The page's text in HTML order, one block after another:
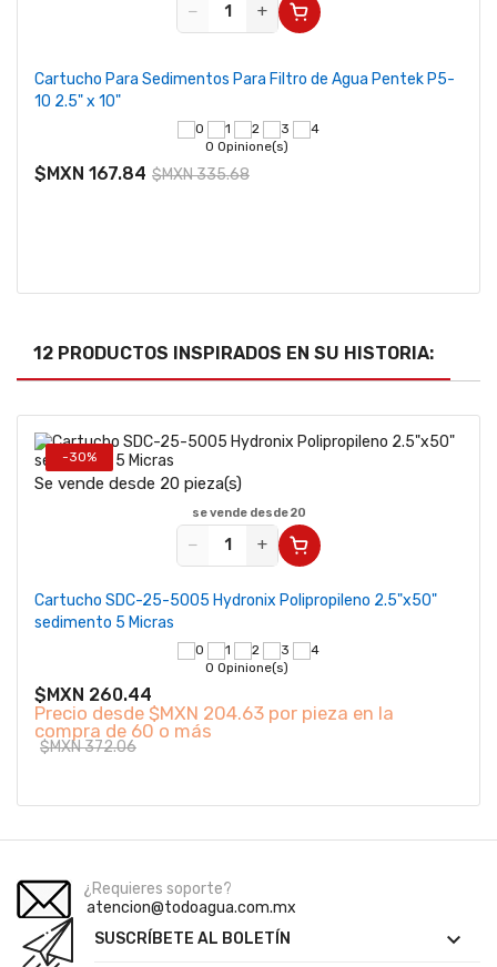
−
+
Cartucho Para Sedimentos Para Filtro de Agua Pentek P5-
10 2.5" x 10"
0 Opinione(s)
$MXN 167.84 $MXN 335.68
12 PRODUCTOS INSPIRADOS EN SU HISTORIA:
-30%
Se vende desde 20 pieza(s)
se vende desde 20
− +
Cartucho SDC-25-5005 Hydronix Polipropileno 2.5"x50"
sedimento 5 Micras
0 Opinione(s)
$MXN 260.44
Precio desde $MXN 204.63 por pieza en la
compra de 60 o más
$MXN 372.06
¿Requieres soporte?
atencion@todoagua.com.mx
SUSCRÍBETE AL BOLETÍN
